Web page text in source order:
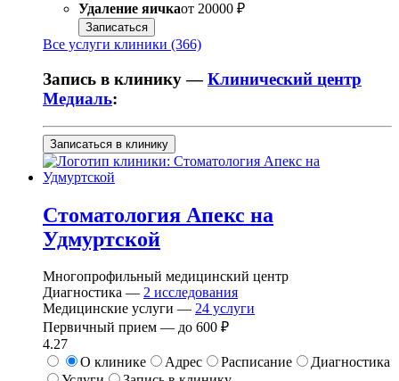
Удаление яичкаот 20000 ₽
Записаться
Все услуги клиники (366)
Запись в клинику —Клинический центр
Медиаль:
Записаться в клинику
Стоматология Апекс на
Удмуртской
Многопрофильный медицинский центр
Диагностика — 2 исследования
Медицинские услуги — 24 услуги
Первичный прием — до 600 ₽
4.27
О клинике
Адрес Расписание
Диагностика